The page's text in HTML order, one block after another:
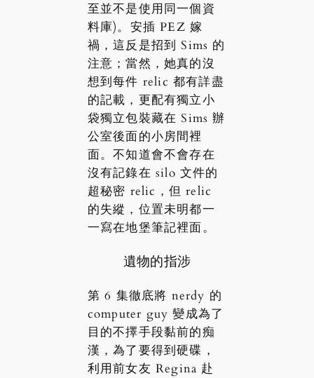
至並不是使用同一個資
料庫)。安插 PEZ 嫁
禍，這反是招到 Sims 的
注意；當然，她真的沒
想到每件 relic 都有詳盡
的記載，更配有獨立小
袋獨立包裝藏在 Sims 辦
公室後面的小房間裡
面。不知道會不會存在
沒有記錄在 silo 文件的
超秘密 relic，但 relic
的失縱，位置未明都一
一寫在地堡筆記裡面。
遺物的指涉
第 6 集徹底將 nerdy 的
computer guy 變成為了
目的不擇手段黏前的痴
漢，為了要得到硬碟，
利用前女友 Regina 赴